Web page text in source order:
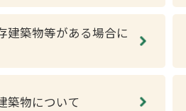
建築物等がある場合に
築物について